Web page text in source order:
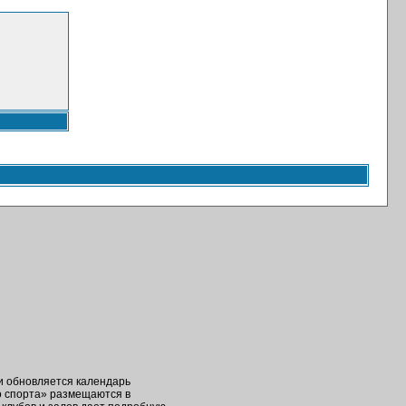
обновляется календарь
спорта» размещаются в